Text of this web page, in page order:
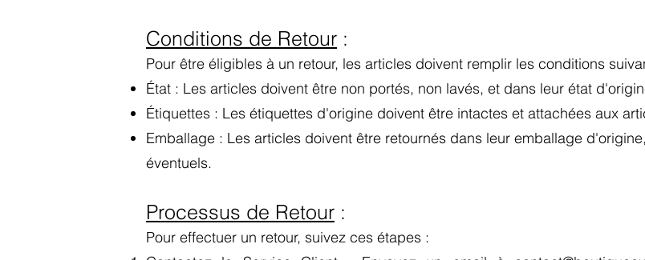
Conditions de Retour :
Pour être éligibles à un retour, les articles doivent remplir les conditions
État : Les articles doivent être non portés, non lavés, et dans leur état
Étiquettes : Les étiquettes d'origine doivent être intactes et attachées aux
Emballage : Les articles doivent être retournés dans leur emballage
éventuels.
Processus de Retour :
Pour effectuer un retour, suivez ces étapes :